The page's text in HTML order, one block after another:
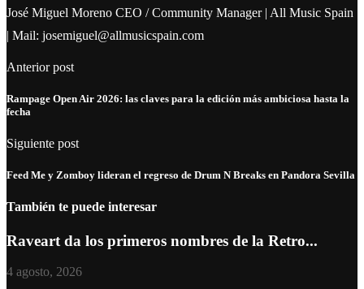
José Miguel Moreno CEO / Community Manager | All Music Spain
| Mail: josemiguel@allmusicspain.com
Anterior post
Rampage Open Air 2026: las claves para la edición más ambiciosa hasta la
fecha
Siguiente post
Feed Me y Zomboy lideran el regreso de Drum N Breaks en Pandora Sevilla
También te puede interesar
Raveart da los primeros nombres de la Retro...
4 agosto, 2026